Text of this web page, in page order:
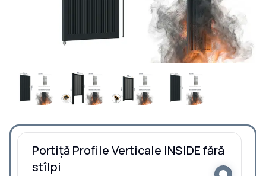
Portiță Profile Verticale INSIDE fără
stîlpi